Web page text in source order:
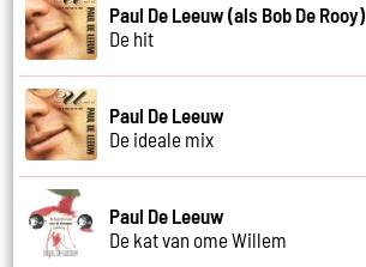
Paul De Leeuw (als Bob De Rooy)
De hit
Paul De Leeuw
De ideale mix
Paul De Leeuw
De kat van ome Willem